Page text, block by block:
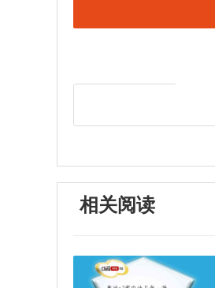
相关阅读